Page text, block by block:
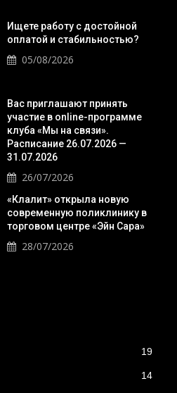
Ищете работу с достойной
оплатой и стабильностью?
05/08/2026
Вас приглашают принять
участие в online-программе
клуба «Мы на связи».
Расписание 26.07.2026 —
31.07.2026
26/07/2026
«Клалит» открыла новую
современную поликлинику в
торговом центре «Эйн Сара»
28/07/2026
19
14